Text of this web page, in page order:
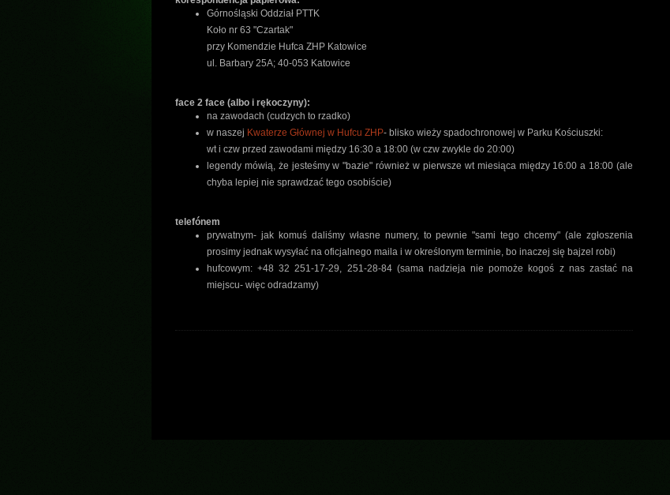
Górnośląski Oddział PTTK
Koło nr 63 "Czartak"
przy Komendzie Hufca ZHP Katowice
ul. Barbary 25A; 40-053 Katowice
face 2 face (albo i rękoczyny):
na zawodach (cudzych to rzadko)
w naszej Kwaterze Głównej w Hufcu ZHP- blisko wieży spadochronowej w Parku Kościuszki:
wt i czw przed zawodami między 16:30 a 18:00 (w czw zwykle do 20:00)
legendy mówią, że jesteśmy w "bazie" również w pierwsze wt miesiąca między 16:00 a 18:00 (ale
chyba lepiej nie sprawdzać tego osobiście)
telefónem
prywatnym- jak komuś daliśmy własne numery, to pewnie "sami tego chcemy" (ale zgłoszenia
prosimy jednak wysyłać na oficjalnego maila i w określonym terminie, bo inaczej się bajzel robi)
hufcowym: +48 32 251-17-29, 251-28-84 (sama nadzieja nie pomoże kogoś z nas zastać na
miejscu- więc odradzamy)